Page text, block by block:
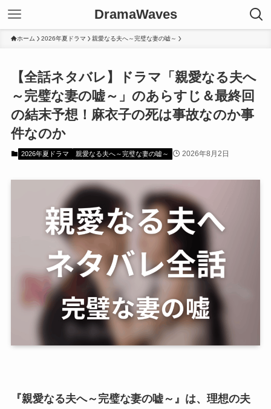
DramaWaves
ホーム 2026年夏ドラマ 親愛なる夫へ～完璧な妻の嘘～
【全話ネタバレ】ドラマ「親愛なる夫へ
～完璧な妻の嘘～」のあらすじ＆最終回
の結末予想！麻衣子の死は事故なのか事
件なのか
2026年夏ドラマ 親愛なる夫へ～完璧な妻の嘘～ 2026年8月2日
『親愛なる夫へ～完璧な妻の嘘～』は、理想の夫